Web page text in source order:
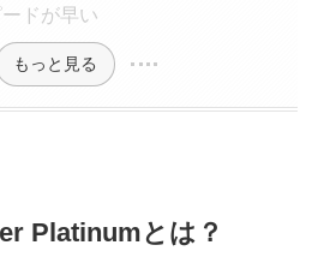
ドが早い
もっと見る
Platinumとは？